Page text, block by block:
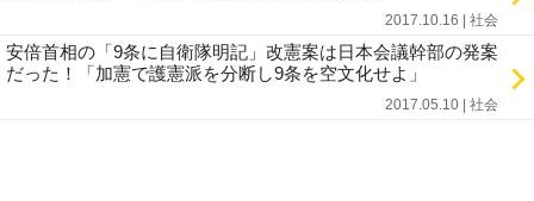
2017.10.16 | 社会
安倍首相の「9条に自衛隊明記」改憲案は日本会議幹部の発案
だった！「加憲で護憲派を分断し9条を空文化せよ」
2017.05.10 | 社会